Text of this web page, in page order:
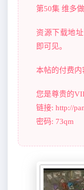
第50集 维多
资源下载地
即可见。
本帖的付费内
您是尊贵的
链接: http://
密码: 73qm